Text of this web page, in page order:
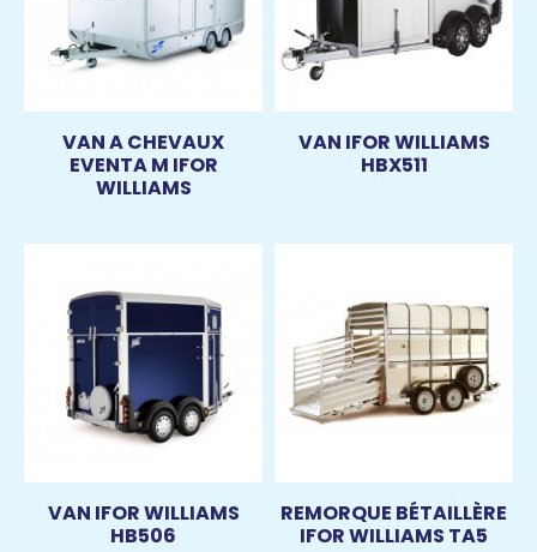
VAN A CHEVAUX
EVENTA M IFOR
WILLIAMS
VAN IFOR WILLIAMS
HBX511
VAN IFOR WILLIAMS
HB506
REMORQUE BÉTAILLÈRE
IFOR WILLIAMS TA5